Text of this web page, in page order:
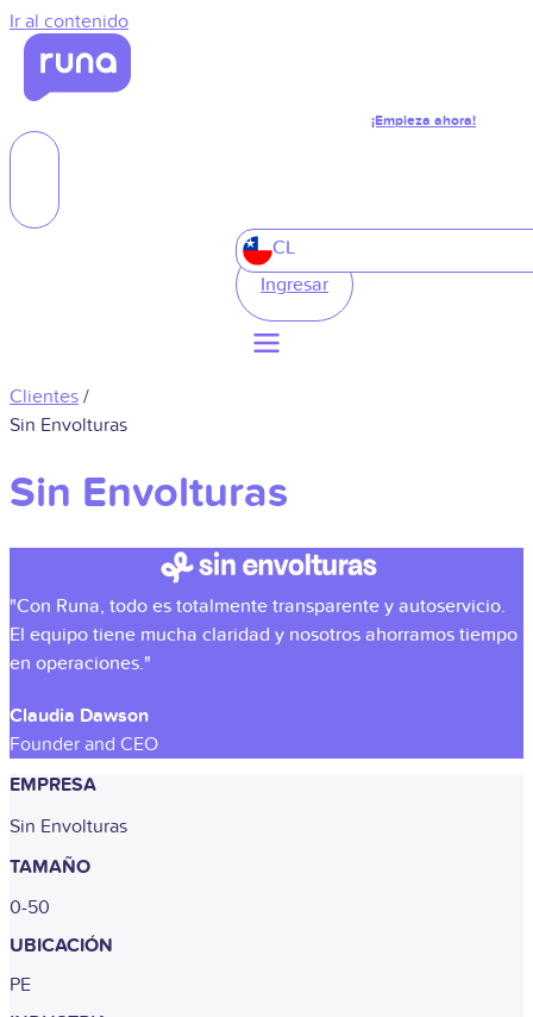
Ir al contenido
¡Empieza ahora!
CL
Ingresar
Clientes /
Sin Envolturas
Sin Envolturas
"Con Runa, todo es totalmente transparente y autoservicio.
El equipo tiene mucha claridad y nosotros ahorramos tiempo
en operaciones."
Claudia Dawson
Founder and CEO
EMPRESA
Sin Envolturas
TAMAÑO
0-50
UBICACIÓN
PE